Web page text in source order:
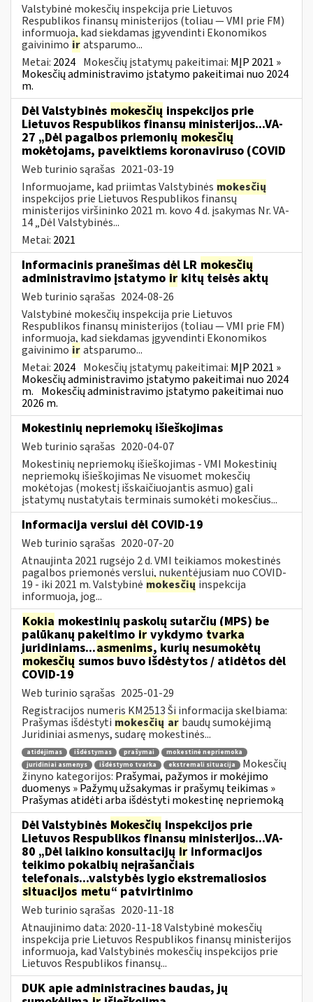
Valstybinė mokesčių inspekcija prie Lietuvos
Respublikos finansų ministerijos (toliau — VMI prie FM)
informuoja, kad siekdamas įgyvendinti Ekonomikos
gaivinimo iratsparumo...
Metai: 2024 Mokesčių įstatymų pakeitimai: MĮP 2021 »
Mokesčių administravimo įstatymo pakeitimai nuo 2024
m.
Dėl Valstybinės mokesčių inspekcijos prie
Lietuvos Respublikos finansų ministerijos...VA-
27 „Dėl pagalbos priemonių mokesčių
mokėtojams, paveiktiems koronaviruso (COVID
Web turinio sąrašas 2021-03-19
Informuojame, kad priimtas Valstybinės mokesčių
inspekcijos prie Lietuvos Respublikos finansų
ministerijos viršininko 2021 m. kovo 4 d. įsakymas Nr. VA-
14 „Dėl Valstybinės...
Metai: 2021
Informacinis pranešimas dėl LR mokesčių
administravimo įstatymo ir kitų teisės aktų
Web turinio sąrašas 2024-08-26
Valstybinė mokesčių inspekcija prie Lietuvos
Respublikos finansų ministerijos (toliau — VMI prie FM)
informuoja, kad siekdamas įgyvendinti Ekonomikos
gaivinimo iratsparumo...
Metai: 2024 Mokesčių įstatymų pakeitimai: MĮP 2021 »
Mokesčių administravimo įstatymo pakeitimai nuo 2024
m. Mokesčių administravimo įstatymo pakeitimai nuo
2026 m.
Mokestinių nepriemokų išieškojimas
Web turinio sąrašas 2020-04-07
Mokestinių nepriemokų išieškojimas - VMI Mokestinių
nepriemokų išieškojimas Ne visuomet mokesčių
mokėtojas (mokestį išskaičiuojantis asmuo) gali
įstatymų nustatytais terminais sumokėti mokesčius...
Informacija verslui dėl COVID-19
Web turinio sąrašas 2020-07-20
Atnaujinta 2021 rugsėjo 2 d. VMI teikiamos mokestinės
pagalbos priemonės verslui, nukentėjusiam nuo COVID-
19 - iki 2021 m. Valstybinė mokesčių inspekcija
informuoja, jog...
Kokia mokestinių paskolų sutarčių (MPS) be
palūkanų pakeitimo ir vykdymo tvarka
juridiniams...asmenims, kurių nesumokėtų
mokesčių sumos buvo išdėstytos / atidėtos dėl
COVID-19
Web turinio sąrašas 2025-01-29
Registracijos numeris KM2513 Ši informacija skelbiama:
Prašymas išdėstyti mokesčių ar baudų sumokėjimą
Juridiniai asmenys, sudarę mokestinės...
atidėjimas išdėstymas prašymai
mokestinė nepriemoka
juridiniai asmenys
išdėstymo tvarka ekstremali situacija
Mokesčių
žinyno kategorijos: Prašymai, pažymos ir mokėjimo
duomenys » Pažymų užsakymas ir prašymų teikimas »
Prašymas atidėti arba išdėstyti mokestinę nepriemoką
Dėl Valstybinės Mokesčių Inspekcijos prie
Lietuvos Respublikos finansų ministerijos...VA-
80 „Dėl laikino konsultacijų ir informacijos
teikimo pokalbių neįrašančiais
telefonais...valstybės lygio ekstremaliosios
situacijos metu“ patvirtinimo
Web turinio sąrašas 2020-11-18
Atnaujinimo data: 2020-11-18 Valstybinė mokesčių
inspekcija prie Lietuvos Respublikos finansų ministerijos
informuoja, kad Valstybinės mokesčių inspekcijos prie
Lietuvos Respublikos finansų...
DUK apie administracines baudas, jų